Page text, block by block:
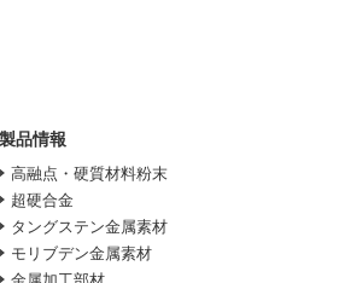
製品情報
高融点・硬質材料粉末
超硬合金
タングステン金属素材
モリブデン金属素材